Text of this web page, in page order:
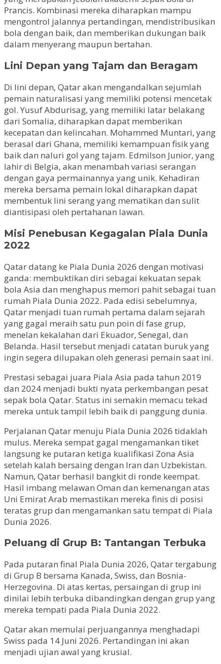
Prancis. Kombinasi mereka diharapkan mampu
mengontrol jalannya pertandingan, mendistribusikan
bola dengan baik, dan memberikan dukungan baik
dalam menyerang maupun bertahan.
Lini Depan yang Tajam dan Beragam
Di lini depan, Qatar akan mengandalkan sejumlah
pemain naturalisasi yang memiliki potensi mencetak
gol. Yusuf Abdurisag, yang memiliki latar belakang
dari Somalia, diharapkan dapat memberikan
kecepatan dan kelincahan. Mohammed Muntari, yang
berasal dari Ghana, memiliki kemampuan fisik yang
baik dan naluri gol yang tajam. Edmilson Junior, yang
lahir di Belgia, akan menambah variasi serangan
dengan gaya permainannya yang unik. Kehadiran
mereka bersama pemain lokal diharapkan dapat
membentuk lini serang yang mematikan dan sulit
diantisipasi oleh pertahanan lawan.
Misi Penebusan Kegagalan Piala Dunia
2022
Qatar datang ke Piala Dunia 2026 dengan motivasi
ganda: membuktikan diri sebagai kekuatan sepak
bola Asia dan menghapus memori pahit sebagai tuan
rumah Piala Dunia 2022. Pada edisi sebelumnya,
Qatar menjadi tuan rumah pertama dalam sejarah
yang gagal meraih satu pun poin di fase grup,
menelan kekalahan dari Ekuador, Senegal, dan
Belanda. Hasil tersebut menjadi catatan buruk yang
ingin segera dilupakan oleh generasi pemain saat ini.
Prestasi sebagai juara Piala Asia pada tahun 2019
dan 2024 menjadi bukti nyata perkembangan pesat
sepak bola Qatar. Status ini semakin memacu tekad
mereka untuk tampil lebih baik di panggung dunia.
Perjalanan Qatar menuju Piala Dunia 2026 tidaklah
mulus. Mereka sempat gagal mengamankan tiket
langsung ke putaran ketiga kualifikasi Zona Asia
setelah kalah bersaing dengan Iran dan Uzbekistan.
Namun, Qatar berhasil bangkit di ronde keempat.
Hasil imbang melawan Oman dan kemenangan atas
Uni Emirat Arab memastikan mereka finis di posisi
teratas grup dan mengamankan satu tempat di Piala
Dunia 2026.
Peluang di Grup B: Tantangan Terbuka
Pada putaran final Piala Dunia 2026, Qatar tergabung
di Grup B bersama Kanada, Swiss, dan Bosnia-
Herzegovina. Di atas kertas, persaingan di grup ini
dinilai lebih terbuka dibandingkan dengan grup yang
mereka tempati pada Piala Dunia 2022.
Qatar akan memulai perjuangannya menghadapi
Swiss pada 14 Juni 2026. Pertandingan ini akan
menjadi ujian awal yang krusial.